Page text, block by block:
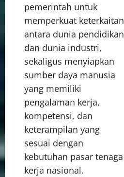
pemerintah untuk
memperkuat keterkaitan
antara dunia pendidikan
dan dunia industri,
sekaligus menyiapkan
sumber daya manusia
yang memiliki
pengalaman kerja,
kompetensi, dan
keterampilan yang
sesuai dengan
kebutuhan pasar tenaga
kerja nasional.